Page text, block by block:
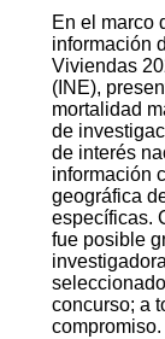
En el marco
información
Viviendas
(INE),
mortalidad
de
de interés
información
geográfica
específicas.
fue posible
concurso; a
compromiso.